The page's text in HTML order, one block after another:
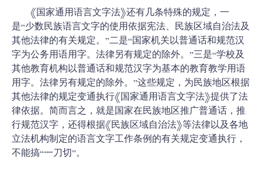
《国家通用语言文字法》还有几条特殊的规定，一
是“少数民族语言文字的使用依据宪法、民族区域自治法及
其他法律的有关规定。”二是“国家机关以普通话和规范汉
字为公务用语用字。法律另有规定的除外。”三是“学校及
其他教育机构以普通话和规范汉字为基本的教育教学用语
用字。法律另有规定的除外。”这些规定，为民族地区根据
其他法律的规定变通执行《国家通用语言文字法》提供了法
律依据。简而言之，就是国家在民族地区推广普通话，推
行规范汉字，还得根据《民族区域自治法》等法律以及各地
立法机构制定的语言文字工作条例的有关规定变通执行，
不能搞“一刀切”。